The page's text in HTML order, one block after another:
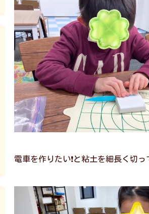
電車を作りたい❗と粘土を細長く切